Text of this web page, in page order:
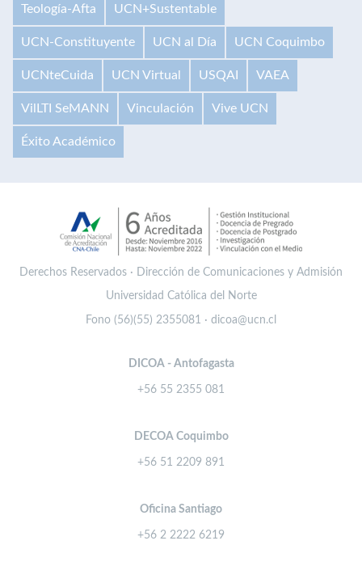
Teología-Afta UCN+Sustentable
UCN-Constituyente UCN al Día UCN Coquimbo
UCNteCuida UCN Virtual USQAI VAEA
VilLTI SeMANN Vinculación Vive UCN
Éxito Académico
Derechos Reservados · Dirección de Comunicaciones y Admisión
Universidad Católica del Norte
Fono (56)(55) 2355081 · dicoa@ucn.cl
DICOA - Antofagasta
+56 55 2355 081
DECOA Coquimbo
+56 51 2209 891
Oficina Santiago
+56 2 2222 6219